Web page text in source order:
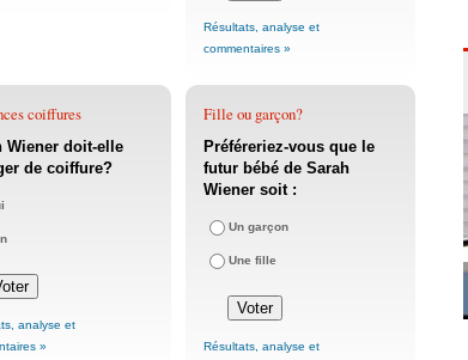
Résultats, analyse et
commentaires »
coiffures
Wiener doit-elle
de coiffure?
analyse et
»
Fille ou garçon?
Préféreriez-vous que le
futur bébé de Sarah
Wiener soit :
Un garçon
Une fille
Résultats, analyse et